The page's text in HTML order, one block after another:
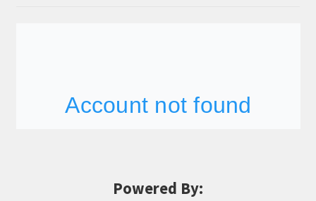
Powered By: